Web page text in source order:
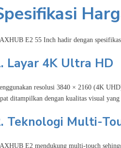
E2 55 Inch hadir dengan
Layar 4K Ultra HD
resolusi 3840 × 2160 (4K
ditampilkan dengan kualitas visual
Teknologi Multi-
E2 mendukung multi-touch